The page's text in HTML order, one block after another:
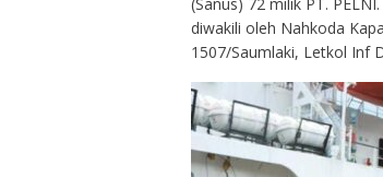
diwakili oleh Nahkoda
1507/Saumlaki, Letkol Inf